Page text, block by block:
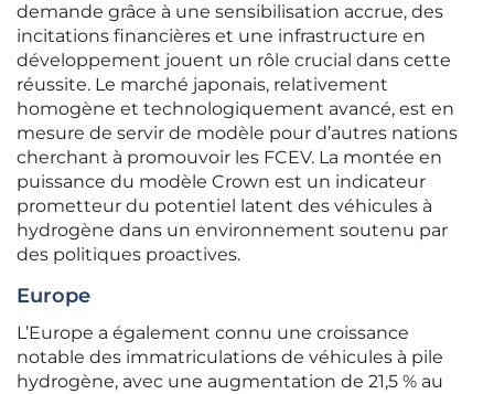
demande grâce à une sensibilisation accrue, des
incitations financières et une infrastructure en
développement jouent un rôle crucial dans cette
réussite. Le marché japonais, relativement
homogène et technologiquement avancé, est en
mesure de servir de modèle pour d’autres nations
cherchant à promouvoir les FCEV. La montée en
puissance du modèle Crown est un indicateur
prometteur du potentiel latent des véhicules à
hydrogène dans un environnement soutenu par
des politiques proactives.
Europe
L’Europe a également connu une croissance
notable des immatriculations de véhicules à pile
hydrogène, avec une augmentation de 21,5 % au